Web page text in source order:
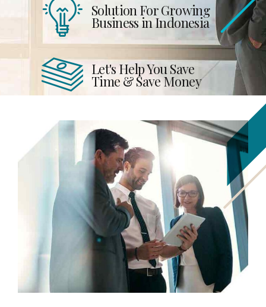
Solution For Growing
Business in Indonesia
Let's Help You Save
Time & Save Money